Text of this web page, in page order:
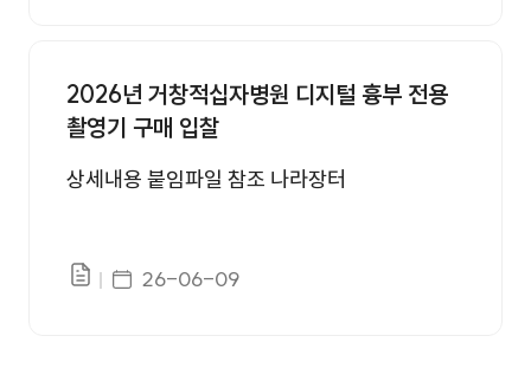
2026년 거창적십자병원 디지털 흉부 전용
촬영기 구매 입찰
상세내용 붙임파일 참조 나라장터
파일있음게시일자
26-06-09